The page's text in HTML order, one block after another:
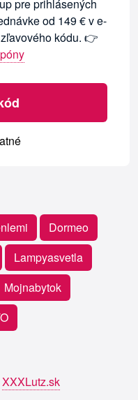
pre prihlásených
od 149 € v e-
kódu. 👉
Dormeo
Lampyasvetla
Mojnabytok
XXXLutz.sk